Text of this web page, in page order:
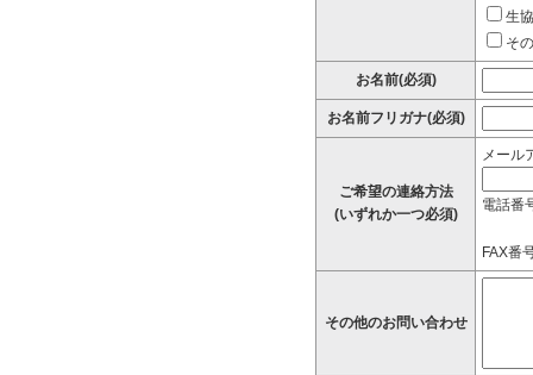
生
そ
お名前(必須)
お名前フリガナ(必須)
ご希望の連絡方法
(いずれか一つ必須)
メール
電話番
FAX番
その他のお問い合わせ